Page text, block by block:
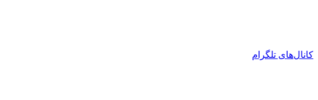
کانال‌های تلگرام